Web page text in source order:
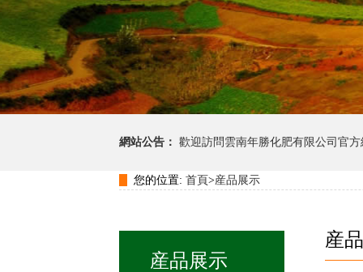
網站公告： 歡迎訪問雲南年勝化肥有限公司官方
您的位置: 首頁>産品展示
産品展示
産